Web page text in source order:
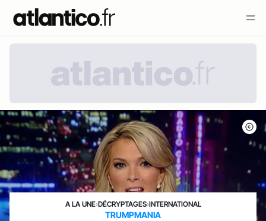
A LA UNE›DÉCRYPTAGES›INTERNATIONAL
TRUMPMANIA